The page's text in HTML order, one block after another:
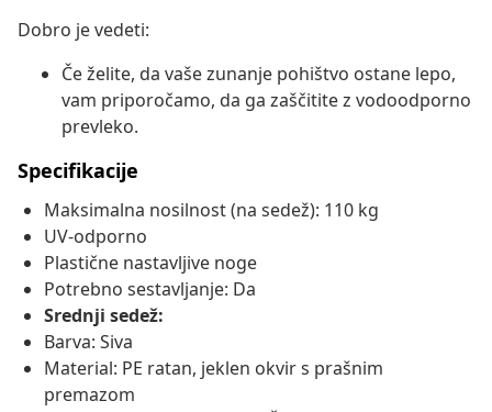
Dobro je vedeti:
Če želite, da vaše zunanje pohištvo ostane lepo,
vam priporočamo, da ga zaščitite z vodoodporno
prevleko.
Specifikacije
Maksimalna nosilnost (na sedež): 110 kg
UV-odporno
Plastične nastavljive noge
Potrebno sestavljanje: Da
Srednji sedež:
Barva: Siva
Material: PE ratan, jeklen okvir s prašnim
premazom